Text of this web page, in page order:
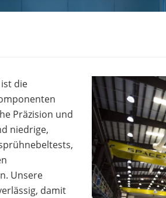
die
Präzision und
niedrige,
Unsere
damit